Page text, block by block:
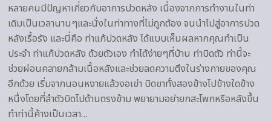
หลายคนมีปัญหาเกี่ยวกับอาการปวดหลัง เนื่องจากการทำงานในท่า
เดิมเป็นเวลานานๆและนั่งในท่าทางที่ไม่ถูกต้อง จนนำไปสู่อาการปวด
หลังเรื้อรัง และนี่คือ ท่าแก้ปวดหลัง ได้แบบเห็นผลหากคุณทำเป็น
ประจำ ท่าแก้ปวดหลัง ด้วยตัวเอง ทำได้ง่ายๆที่บ้าน ท่าบิดตัว ท่านี้จะ
ช่วยผ่อนคลายกล้ามเนื้อหลังและช่วยลดความตึงในร่างกายของคุณ
อีกด้วย เริ่มจากนอนหงายแล้วงอเข่า บิดขาทั้งสองข้างไปข้างใดข้าง
หนึ่งโดยที่ลำตัวบิดไปด้านตรงข้าม พยายามอย่ายกสะโพกหรือหลังขึ้น
ทำท่านี้ค้างเป็นเวลา…